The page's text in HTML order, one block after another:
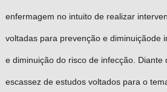
enfermagem no intuito de realizar
voltadas para prevenção e diminuiçãode
e diminuição do risco de infecção. Diante
escassez de estudos voltados para o